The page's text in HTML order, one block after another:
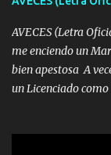
AVECES (Letra
me enciendo un
bien apestosa A
un Licenciado